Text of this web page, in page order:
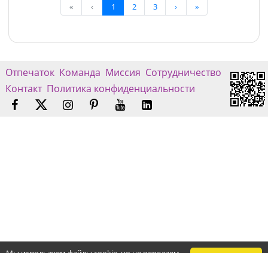
« ‹ 1 2 3 › »
Отпечаток Команда Миссия Сотрудничество
Контакт Политика конфиденциальности